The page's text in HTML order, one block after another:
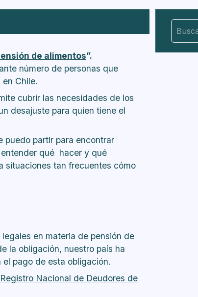
de alimentos”.
número de personas que
Chile.
cubrir las necesidades de los
desajuste para quien tiene el
puedo partir para encontrar
qué hacer y qué
situaciones tan frecuentes cómo
en materia de pensión de
la obligación, nuestro país ha
pago de esta obligación.
Registro Nacional de Deudores de